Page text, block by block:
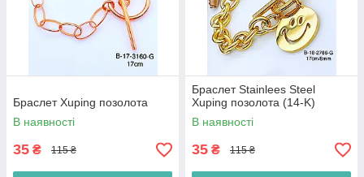
Браслет Xuping позолота
В наявності
35 ₴ 115 ₴
Браслет Stainlees Steel
Xuping позолота (14-K)
В наявності
35 ₴ 115 ₴